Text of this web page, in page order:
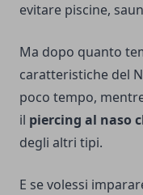
evitare piscine,
Ma dopo quanto
caratteristiche del
poco tempo,
il piercing al naso
degli altri tipi.
E se volessi